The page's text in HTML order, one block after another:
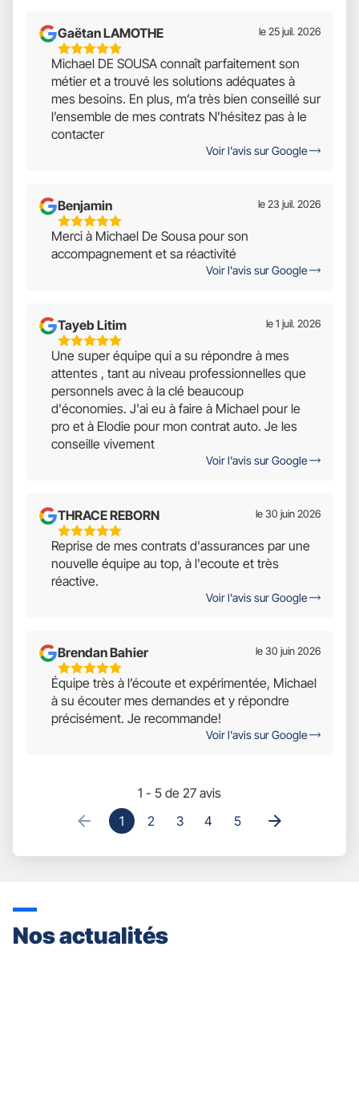
Gaëtan LAMOTHE
5
Étoiles
Sur
5
le 25 juil. 2026
Michael DE SOUSA connaît parfaitement son
métier et a trouvé les solutions adéquates à
mes besoins. En plus, m’a très bien conseillé sur
l’ensemble de mes contrats N’hésitez pas à le
contacter
Voir l'avis sur Google
Benjamin
5
Étoiles
Sur
le 23 juil. 2026
Merci à Michael De Sousa pour son
accompagnement et sa réactivité
Voir l'avis sur Google
Tayeb Litim
5
Étoiles
Sur
5
le 1 juil. 2026
Une super équipe qui a su répondre à mes
attentes , tant au niveau professionnelles que
personnels avec à la clé beaucoup
d'économies. J'ai eu à faire à Michael pour le
pro et à Elodie pour mon contrat auto. Je les
conseille vivement
Voir l'avis sur Google
THRACE REBORN
5
Étoiles
Sur
5
le 30 juin 2026
Reprise de mes contrats d'assurances par une
nouvelle équipe au top, à l'ecoute et très
réactive.
Voir l'avis sur Google
Brendan Bahier
5
Étoiles
Sur
5
le 30 juin 2026
Équipe très à l’écoute et expérimentée, Michael
à su écouter mes demandes et y répondre
précisément. Je recommande!
Voir l'avis sur Google
1 - 5 de 27 avis
1
2 3 4 5
Nos actualités